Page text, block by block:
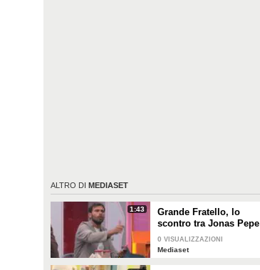
ALTRO DI MEDIASET
1:43
Grande Fratello, lo
scontro tra Jonas Pepe
e Domenico D'Alterio
0 VISUALIZZAZIONI
Mediaset